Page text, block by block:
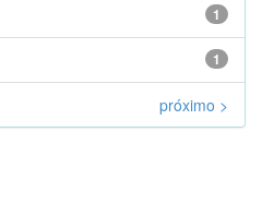
1
1
próximo >